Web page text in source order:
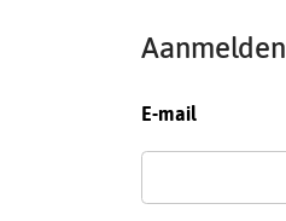
Aanmelden
E-mail